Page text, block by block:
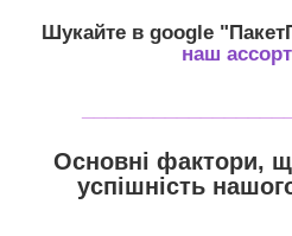
Шукайте в google "
наш
Основні фактори,
успішність